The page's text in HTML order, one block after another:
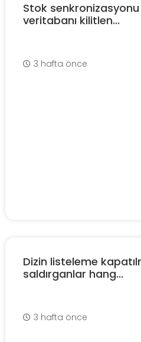
Stok senkronizasyonu
veritabanı kilitlen...
3 hafta önce
Dizin listeleme
saldırganlar hang...
3 hafta önce